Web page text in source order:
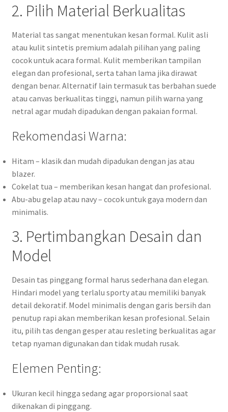
2. Pilih Material Berkualitas
Material tas sangat menentukan kesan formal. Kulit asli
atau kulit sintetis premium adalah pilihan yang paling
cocok untuk acara formal. Kulit memberikan tampilan
elegan dan profesional, serta tahan lama jika dirawat
dengan benar. Alternatif lain termasuk tas berbahan suede
atau canvas berkualitas tinggi, namun pilih warna yang
netral agar mudah dipadukan dengan pakaian formal.
Rekomendasi Warna:
Hitam – klasik dan mudah dipadukan dengan jas atau
blazer.
Cokelat tua – memberikan kesan hangat dan profesional.
Abu-abu gelap atau navy – cocok untuk gaya modern dan
minimalis.
3. Pertimbangkan Desain dan
Model
Desain tas pinggang formal harus sederhana dan elegan.
Hindari model yang terlalu sporty atau memiliki banyak
detail dekoratif. Model minimalis dengan garis bersih dan
penutup rapi akan memberikan kesan profesional. Selain
itu, pilih tas dengan gesper atau resleting berkualitas agar
tetap nyaman digunakan dan tidak mudah rusak.
Elemen Penting:
Ukuran kecil hingga sedang agar proporsional saat
dikenakan di pinggang.